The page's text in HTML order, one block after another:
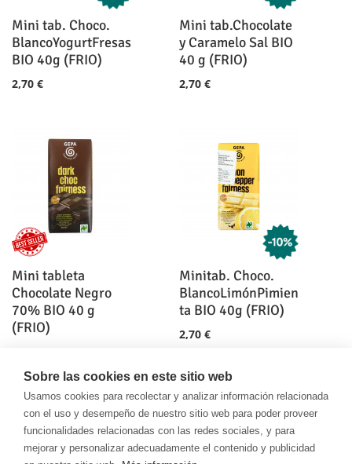
Mini tab. Choco.
BlancoYogurtFresas
BIO 40g (FRIO)
2,70 €
Mini tab.Chocolate
y Caramelo Sal BIO
40 g (FRIO)
2,70 €
Mini tableta
Chocolate Negro
70% BIO 40 g
(FRIO)
Minitab. Choco.
BlancoLimónPimien
ta BIO 40g (FRIO)
2,70 €
Sobre las cookies en este sitio web
Usamos cookies para recolectar y analizar información relacionada
con el uso y desempeño de nuestro sitio web para poder proveer
funcionalidades relacionadas con las redes sociales, y para
mejorar y personalizar adecuadamente el contenido y publicidad